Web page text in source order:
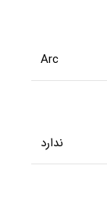
Arc
ندارد